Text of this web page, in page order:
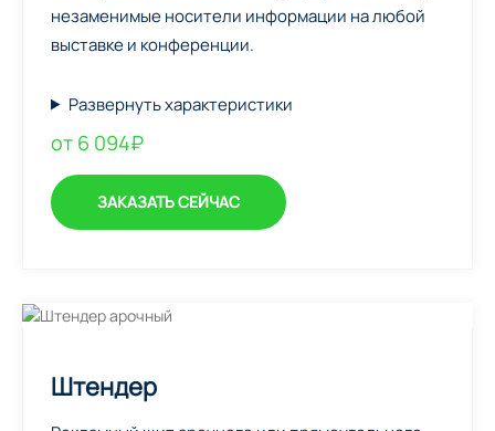
незаменимые носители информации на любой
выставке и конференции.
Развернуть характеристики
от 6 094₽
ЗАКАЗАТЬ СЕЙЧАС
Штендер